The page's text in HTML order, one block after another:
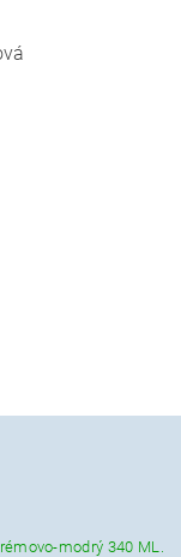
modrý 340 ML.